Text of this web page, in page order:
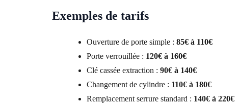
Exemples de tarifs
Ouverture de porte simple : 85€ à 110€
Porte verrouillée : 120€ à 160€
Clé cassée extraction : 90€ à 140€
Changement de cylindre : 110€ à 180€
Remplacement serrure standard : 140€ à 220€